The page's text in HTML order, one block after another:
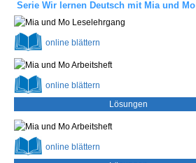
Serie Wir lernen Deutsch mit Mia und Mo
online blättern
online blättern
Lösungen
online blättern